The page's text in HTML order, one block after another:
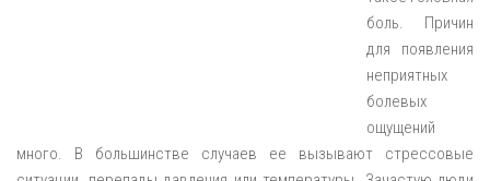
боль. Причин
для появления
неприятных
болевых
ощущений
много. В большинстве случаев ее вызывают стрессовые